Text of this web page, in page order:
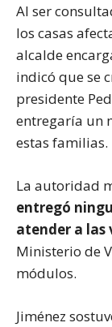
Al ser
los casas
alcalde
indicó que se
presidente
entregaría un
estas familias.
La autoridad
entregó
atender a las
Ministerio de
módulos.
Jiménez